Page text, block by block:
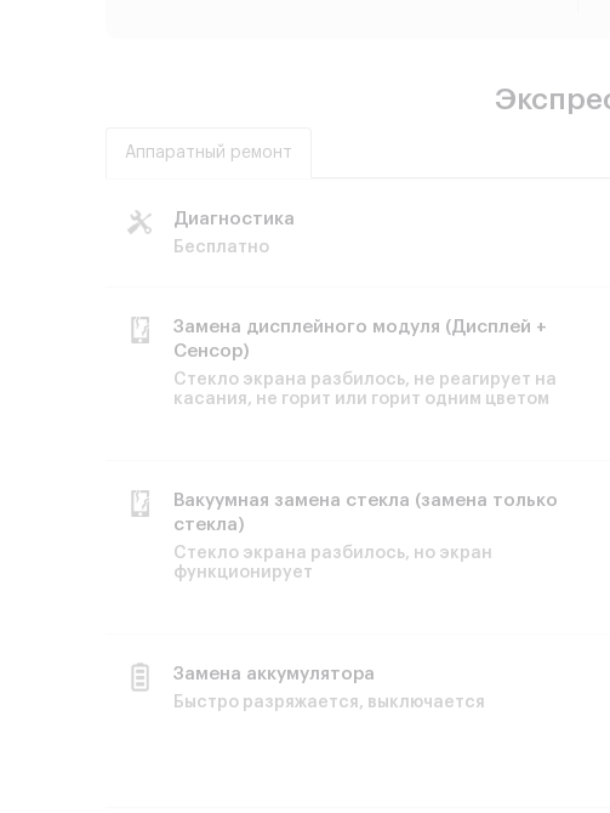
Аппаратный ремонт
Диагностика
Бесплатно
Замена дисплейного модуля (Дисплей +
Сенсор)
Стекло экрана разбилось, не реагирует на
касания, не горит или горит одним цветом
Вакуумная замена стекла (замена только
стекла)
Стекло экрана разбилось, но экран
функционирует
Замена аккумулятора
Быстро разряжается, выключается